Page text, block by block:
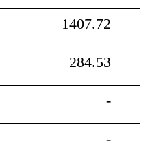
1407.72
284.53
-
-